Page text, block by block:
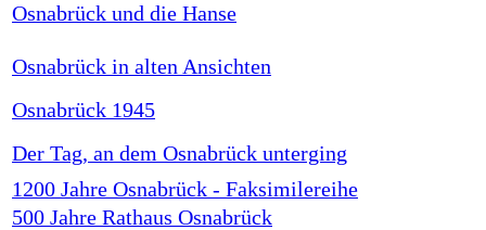
Osnabrück und die Hanse
Osnabrück in alten Ansichten
Osnabrück 1945
Der Tag, an dem Osnabrück unterging
1200 Jahre Osnabrück - Faksimilereihe
500 Jahre Rathaus Osnabrück